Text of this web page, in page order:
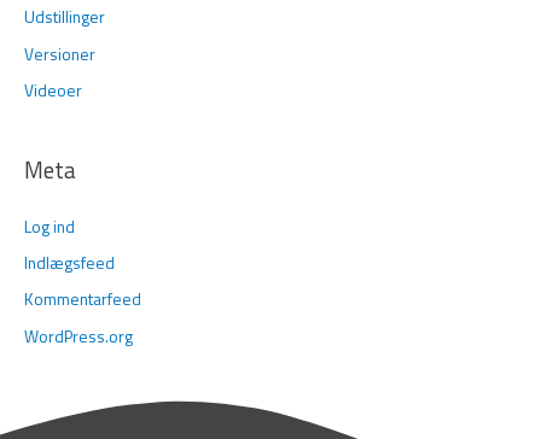
Udstillinger
Versioner
Videoer
Meta
Log ind
Indlægsfeed
Kommentarfeed
WordPress.org